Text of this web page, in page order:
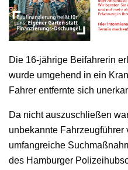
Die 16-jährige Beifahrerin
wurde umgehend in ein
Fahrer entfernte sich
Da nicht auszuschließen
unbekannte Fahrzeugführer
umfangreiche
des Hamburger